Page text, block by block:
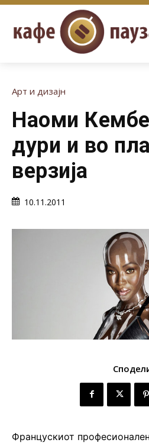
Арт и дизајн
Наоми
дури и во
верзија
10.11.2011
Францускиот